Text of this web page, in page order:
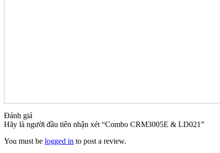
Đánh giá
Hãy là người đầu tiên nhận xét “Combo CRM3005E & LD021”
You must be logged in to post a review.